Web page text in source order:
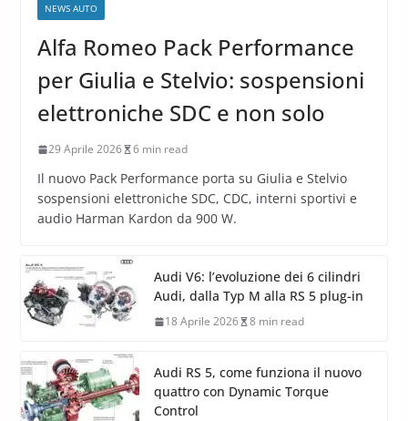
NEWS AUTO
Alfa Romeo Pack Performance
per Giulia e Stelvio: sospensioni
elettroniche SDC e non solo
29 Aprile 2026 6 min read
Il nuovo Pack Performance porta su Giulia e Stelvio
sospensioni elettroniche SDC, CDC, interni sportivi e
audio Harman Kardon da 900 W.
Audi V6: l’evoluzione dei 6 cilindri
Audi, dalla Typ M alla RS 5 plug-in
18 Aprile 2026 8 min read
Audi RS 5, come funziona il nuovo
quattro con Dynamic Torque
Control